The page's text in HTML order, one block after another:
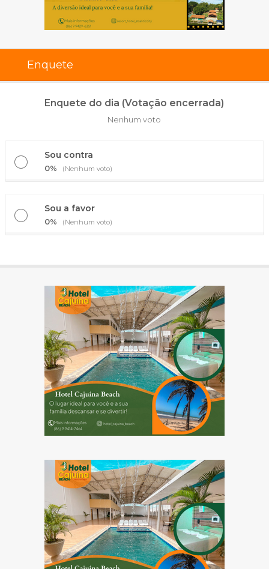
Enquete
Enquete do dia (Votação encerrada)
Nenhum voto
Sou contra
0% (Nenhum voto)
Sou a favor
0% (Nenhum voto)